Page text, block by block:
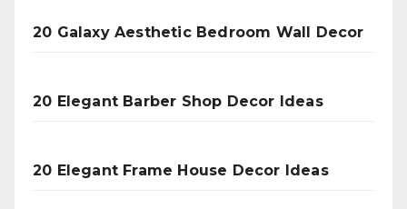
20 Galaxy Aesthetic Bedroom Wall Decor
20 Elegant Barber Shop Decor Ideas
20 Elegant Frame House Decor Ideas